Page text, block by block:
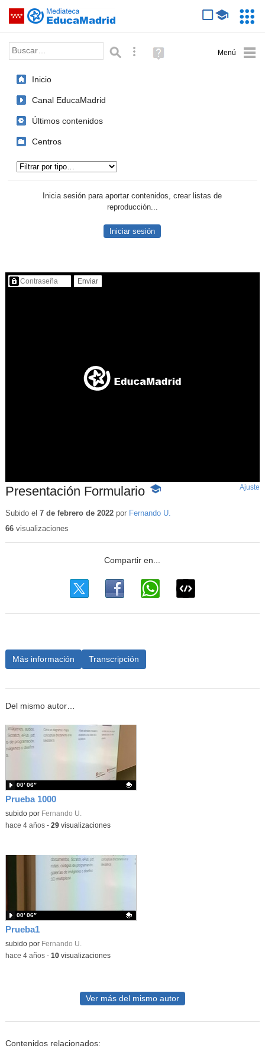
Saltar navegación
Palabra o frase: Búsqueda avanzada
Ayuda
(en
Inicio
Canal EducaMadrid
Últimos contenidos
Centros
Inicia sesión para aportar contenidos, crear listas de
reproducción...
Iniciar sesión
Contenido protegido…
Presentación Formulario -
educativo
Ajuste
Subido el 7 de febrero de 2022por Fernando U.
66visualizaciones
Más información Transcripción
Del mismo autor…
Prueba 1000
Contenido educativo.
subido por Fernando U.
00′ 06″
-hace 4 años- 29visualizaciones
Prueba1
Contenido educativo.
subido por Fernando U.
00′ 06″
-hace 4 años- 10visualizaciones
Ver más del mismo autor
Contenidos relacionados: